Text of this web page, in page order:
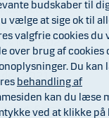
Restricted -
afkast
(dec 2023-
-7,1% (dec
2021).
for
Se mere
budskaber til
vælge at sige ok til
valgfrie cookies du
over brug af cookies
Du kan
behandling af
kan du læse
ved at klikke på